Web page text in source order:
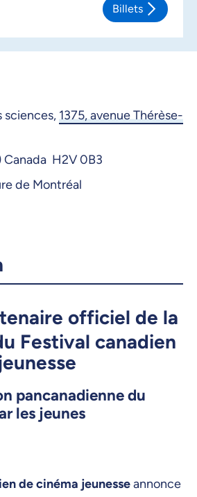
Billets
sciences, 1375, avenue Thérèse-
Canada H2V 0B3
officiel de la
Festival canadien
pancanadienne du
les jeunes
de cinéma jeunesseannonce